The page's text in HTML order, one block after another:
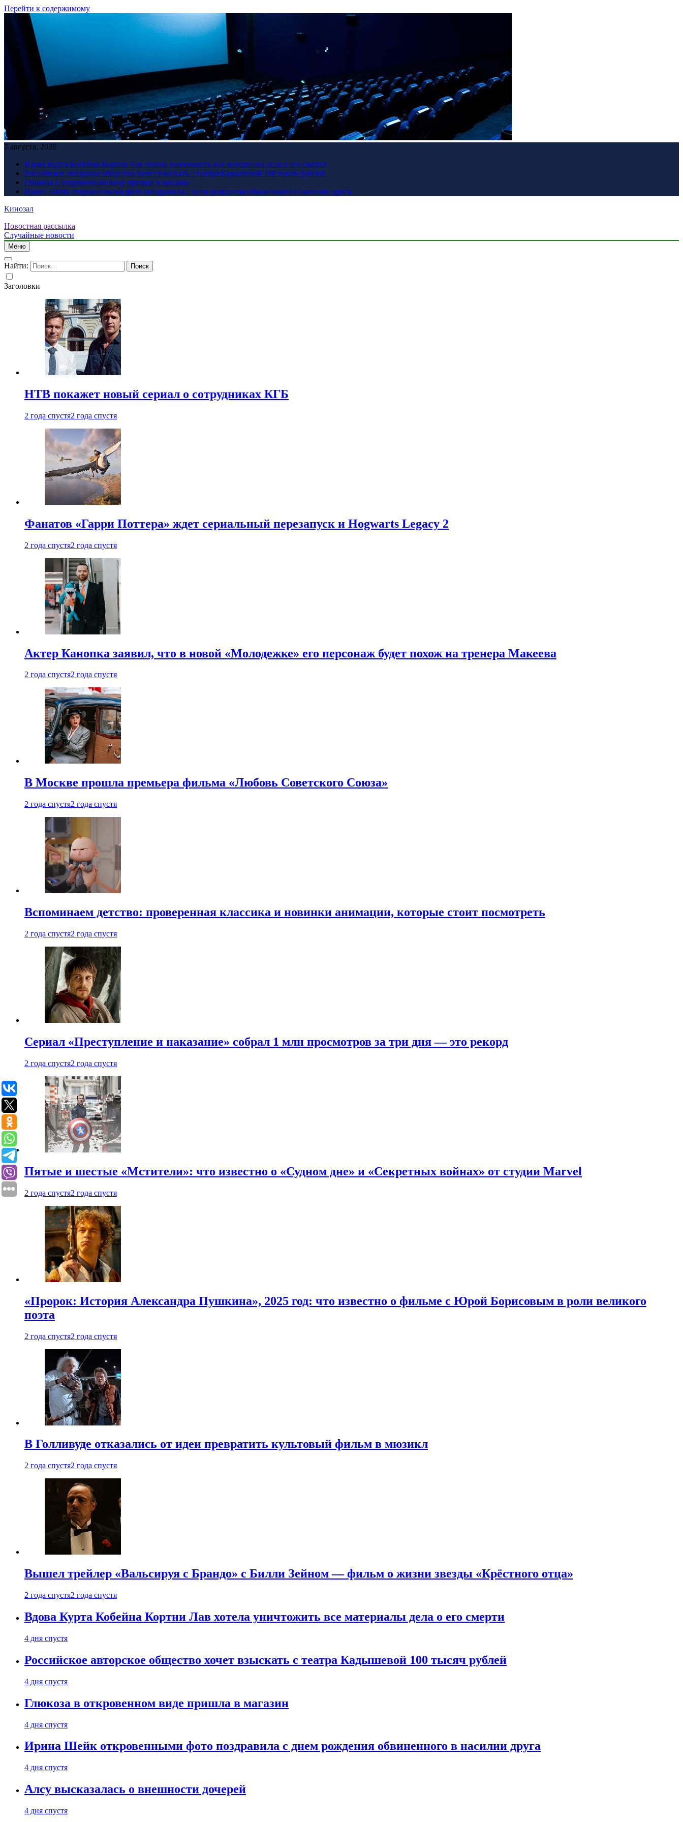
Перейти к содержимому
7 августа, 2026
Вдова Курта Кобейна Кортни Лав хотела уничтожить все материалы дела о его смерти
Российское авторское общество хочет взыскать с театра Кадышевой 100 тысяч рублей
Глюкоза в откровенном виде пришла в магазин
Ирина Шейк откровенными фото поздравила с днем рождения обвиненного в насилии друга
Кинозал
Новостная рассылка
Случайные новости
Меню
Найти:
Заголовки
НТВ покажет новый сериал о сотрудниках КГБ
2 года спустя2 года спустя
Фанатов «Гарри Поттера» ждет сериальный перезапуск и Hogwarts Legacy 2
2 года спустя2 года спустя
Актер Канопка заявил, что в новой «Молодежке» его персонаж будет похож на тренера Макеева
2 года спустя2 года спустя
В Москве прошла премьера фильма «Любовь Советского Союза»
2 года спустя2 года спустя
Вспоминаем детство: проверенная классика и новинки анимации, которые стоит посмотреть
2 года спустя2 года спустя
Сериал «Преступление и наказание» собрал 1 млн просмотров за три дня — это рекорд
2 года спустя2 года спустя
Пятые и шестые «Мстители»: что известно о «Судном дне» и «Секретных войнах» от студии Marvel
2 года спустя2 года спустя
«Пророк: История Александра Пушкина», 2025 год: что известно о фильме с Юрой Борисовым в роли великого
поэта
2 года спустя2 года спустя
В Голливуде отказались от идеи превратить культовый фильм в мюзикл
2 года спустя2 года спустя
Вышел трейлер «Вальсируя с Брандо» с Билли Зейном — фильм о жизни звезды «Крёстного отца»
2 года спустя2 года спустя
Вдова Курта Кобейна Кортни Лав хотела уничтожить все материалы дела о его смерти
4 дня спустя
Российское авторское общество хочет взыскать с театра Кадышевой 100 тысяч рублей
4 дня спустя
Глюкоза в откровенном виде пришла в магазин
4 дня спустя
Ирина Шейк откровенными фото поздравила с днем рождения обвиненного в насилии друга
4 дня спустя
Алсу высказалась о внешности дочерей
4 дня спустя